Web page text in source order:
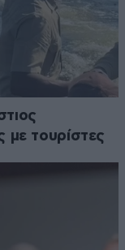
με τουρίστες